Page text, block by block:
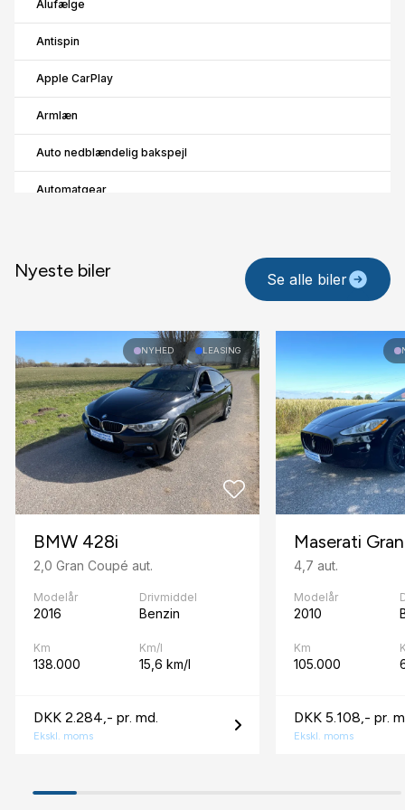
Alufælge
Antispin
Apple CarPlay
Armlæn
Auto nedblændelig bakspejl
Automatgear
Automatisk parkeringssystem
Blind vinkel detektion
Bluetooth
D
DAB radio
Delvis lædersæder
Digitalt cockpit
Dæktryksystem
El-ruder x4
El-soltag
Elektrisk bagagerum
F
Nyeste biler Se alle biler
NYHED LEASING
BMW 428i
2,0 Gran Coupé aut.
Modelår
2016
Drivmiddel
Benzin
Km
138.000
Km/l
15,6 km/l
DKK 2.284,- pr. md.
Ekskl. moms
Maserati
4,7 aut.
Modelår
2010
Km
105.000
DKK 5.108,- pr.
Ekskl. moms